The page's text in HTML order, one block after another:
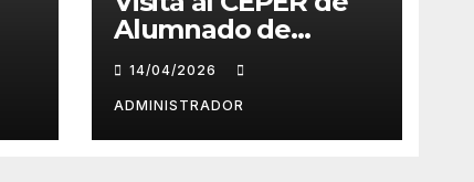
Alumnado de
Eslovenia –
Erasmus+
14/04/2026
ADMINISTRADOR